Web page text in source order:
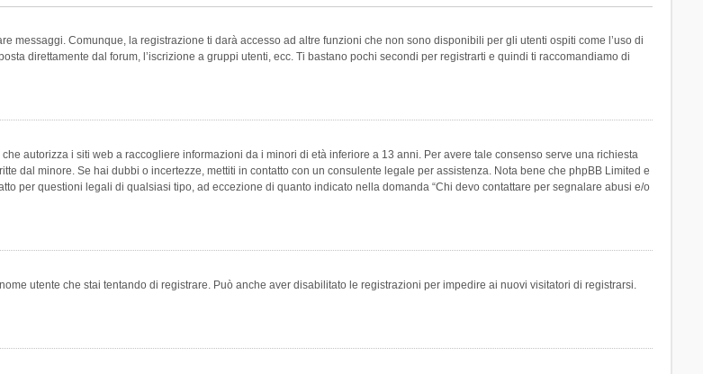
messaggi. Comunque, la registrazione ti darà accesso ad altre funzioni che non sono disponibili per gli utenti ospiti come l’uso di
direttamente dal forum, l’iscrizione a gruppi utenti, ecc. Ti bastano pochi secondi per registrarti e quindi ti raccomandiamo di
autorizza i siti web a raccogliere informazioni da i minori di età inferiore a 13 anni. Per avere tale consenso serve una richiesta
dal minore. Se hai dubbi o incertezze, mettiti in contatto con un consulente legale per assistenza. Nota bene che phpBB Limited e
per questioni legali di qualsiasi tipo, ad eccezione di quanto indicato nella domanda “Chi devo contattare per segnalare abusi e/o
utente che stai tentando di registrare. Può anche aver disabilitato le registrazioni per impedire ai nuovi visitatori di registrarsi.